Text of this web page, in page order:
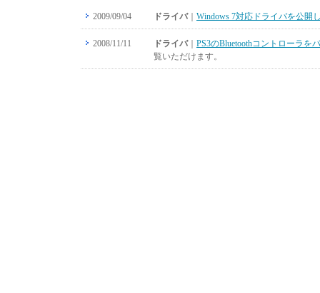
2009/09/04 ドライバ｜ Windows 7対応ドライバを公開
2008/11/11 ドライバ｜ PS3のBluetoothコントローラを
覧いただけます。